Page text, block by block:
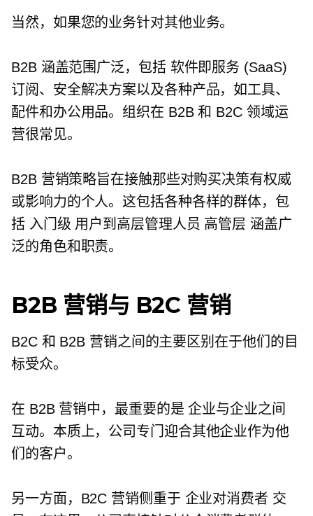
当然，如果您的业务针对其他业务。
B2B 涵盖范围广泛，包括 软件即服务 (SaaS)
订阅、安全解决方案以及各种产品，如工具、
配件和办公用品。组织在 B2B 和 B2C 领域运
营很常见。
B2B 营销策略旨在接触那些对购买决策有权威
或影响力的个人。这包括各种各样的群体，包
括 入门级 用户到高层管理人员 高管层 涵盖广
泛的角色和职责。
B2B 营销与 B2C 营销
B2C 和 B2B 营销之间的主要区别在于他们的目
标受众。
在 B2B 营销中，最重要的是 企业与企业之间
互动。本质上，公司专门迎合其他企业作为他
们的客户。
另一方面，B2C 营销侧重于 企业对消费者 交